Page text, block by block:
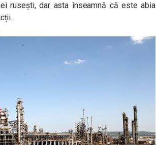
rusești, dar asta înseamnă că este abia